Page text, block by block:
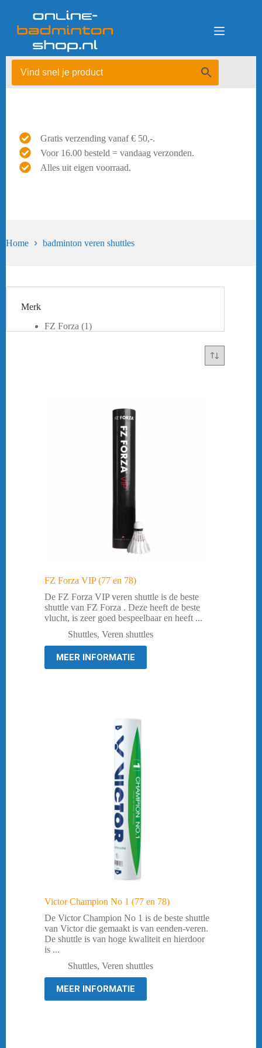
Gratis verzending vanaf € 50,-.
Voor 16.00 besteld = vandaag verzonden.
Alles uit eigen voorraad.
Home badminton veren shuttles
FZ Forza VIP (77 en 78)
De FZ Forza VIP veren shuttle is de beste
shuttle van FZ Forza . Deze heeft de beste
vlucht, is zeer goed bespeelbaar en heeft ...
Shuttles, Veren shuttles
MEER INFORMATIE
Victor Champion No 1 (77 en 78)
De Victor Champion No 1 is de beste shuttle
van Victor die gemaakt is van eenden-veren.
De shuttle is van hoge kwaliteit en hierdoor
is ...
Shuttles, Veren shuttles
MEER INFORMATIE
Merk
FZ Forza (1)